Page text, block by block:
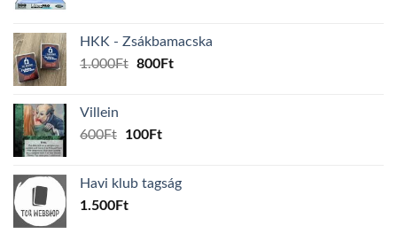
160Ft.150Ft.
HKK - Zsákbamacska
1.000Ft Original
800FtCurrent
Villein
600Ft
Original
600Ft.
100FtCurrent
100Ft.
Havi klub tagság
1.500Ft